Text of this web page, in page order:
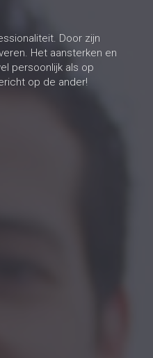
Door zijn
Het aansterken en
persoonlijk als op
op de ander!